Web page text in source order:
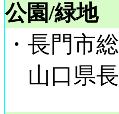
公園/緑地
・長門市
山口県長